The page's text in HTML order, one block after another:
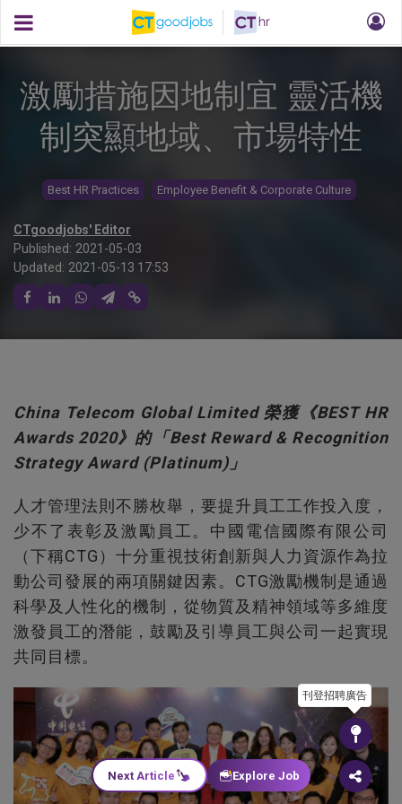
激勵措施因地制宜 靈活機
制突顯地域、市場特性
Best HR Practices Employee Benefit & Corporate Culture
CTgoodjobs' Editor
Published: 2021-05-03
Updated: 2021-05-13 17:53
China Telecom Global Limited 榮獲《BEST HR
Awards 2020》的「Best Reward & Recognition
Strategy Award (Platinum)」
人才管理法則不勝枚舉，要提升員工工作投入度，
少不了表彰及激勵員工。中國電信國際有限公司
（下稱CTG）十分重視技術創新與人力資源作為拉
動公司發展的兩項關鍵因素。CTG激勵機制是通過
科學及人性化的機制，從物質及精神領域等多維度
激發員工的潛能，鼓勵及引導員工與公司一起實現
共同目標。
刊登招聘廣告
Next Article Explore Job